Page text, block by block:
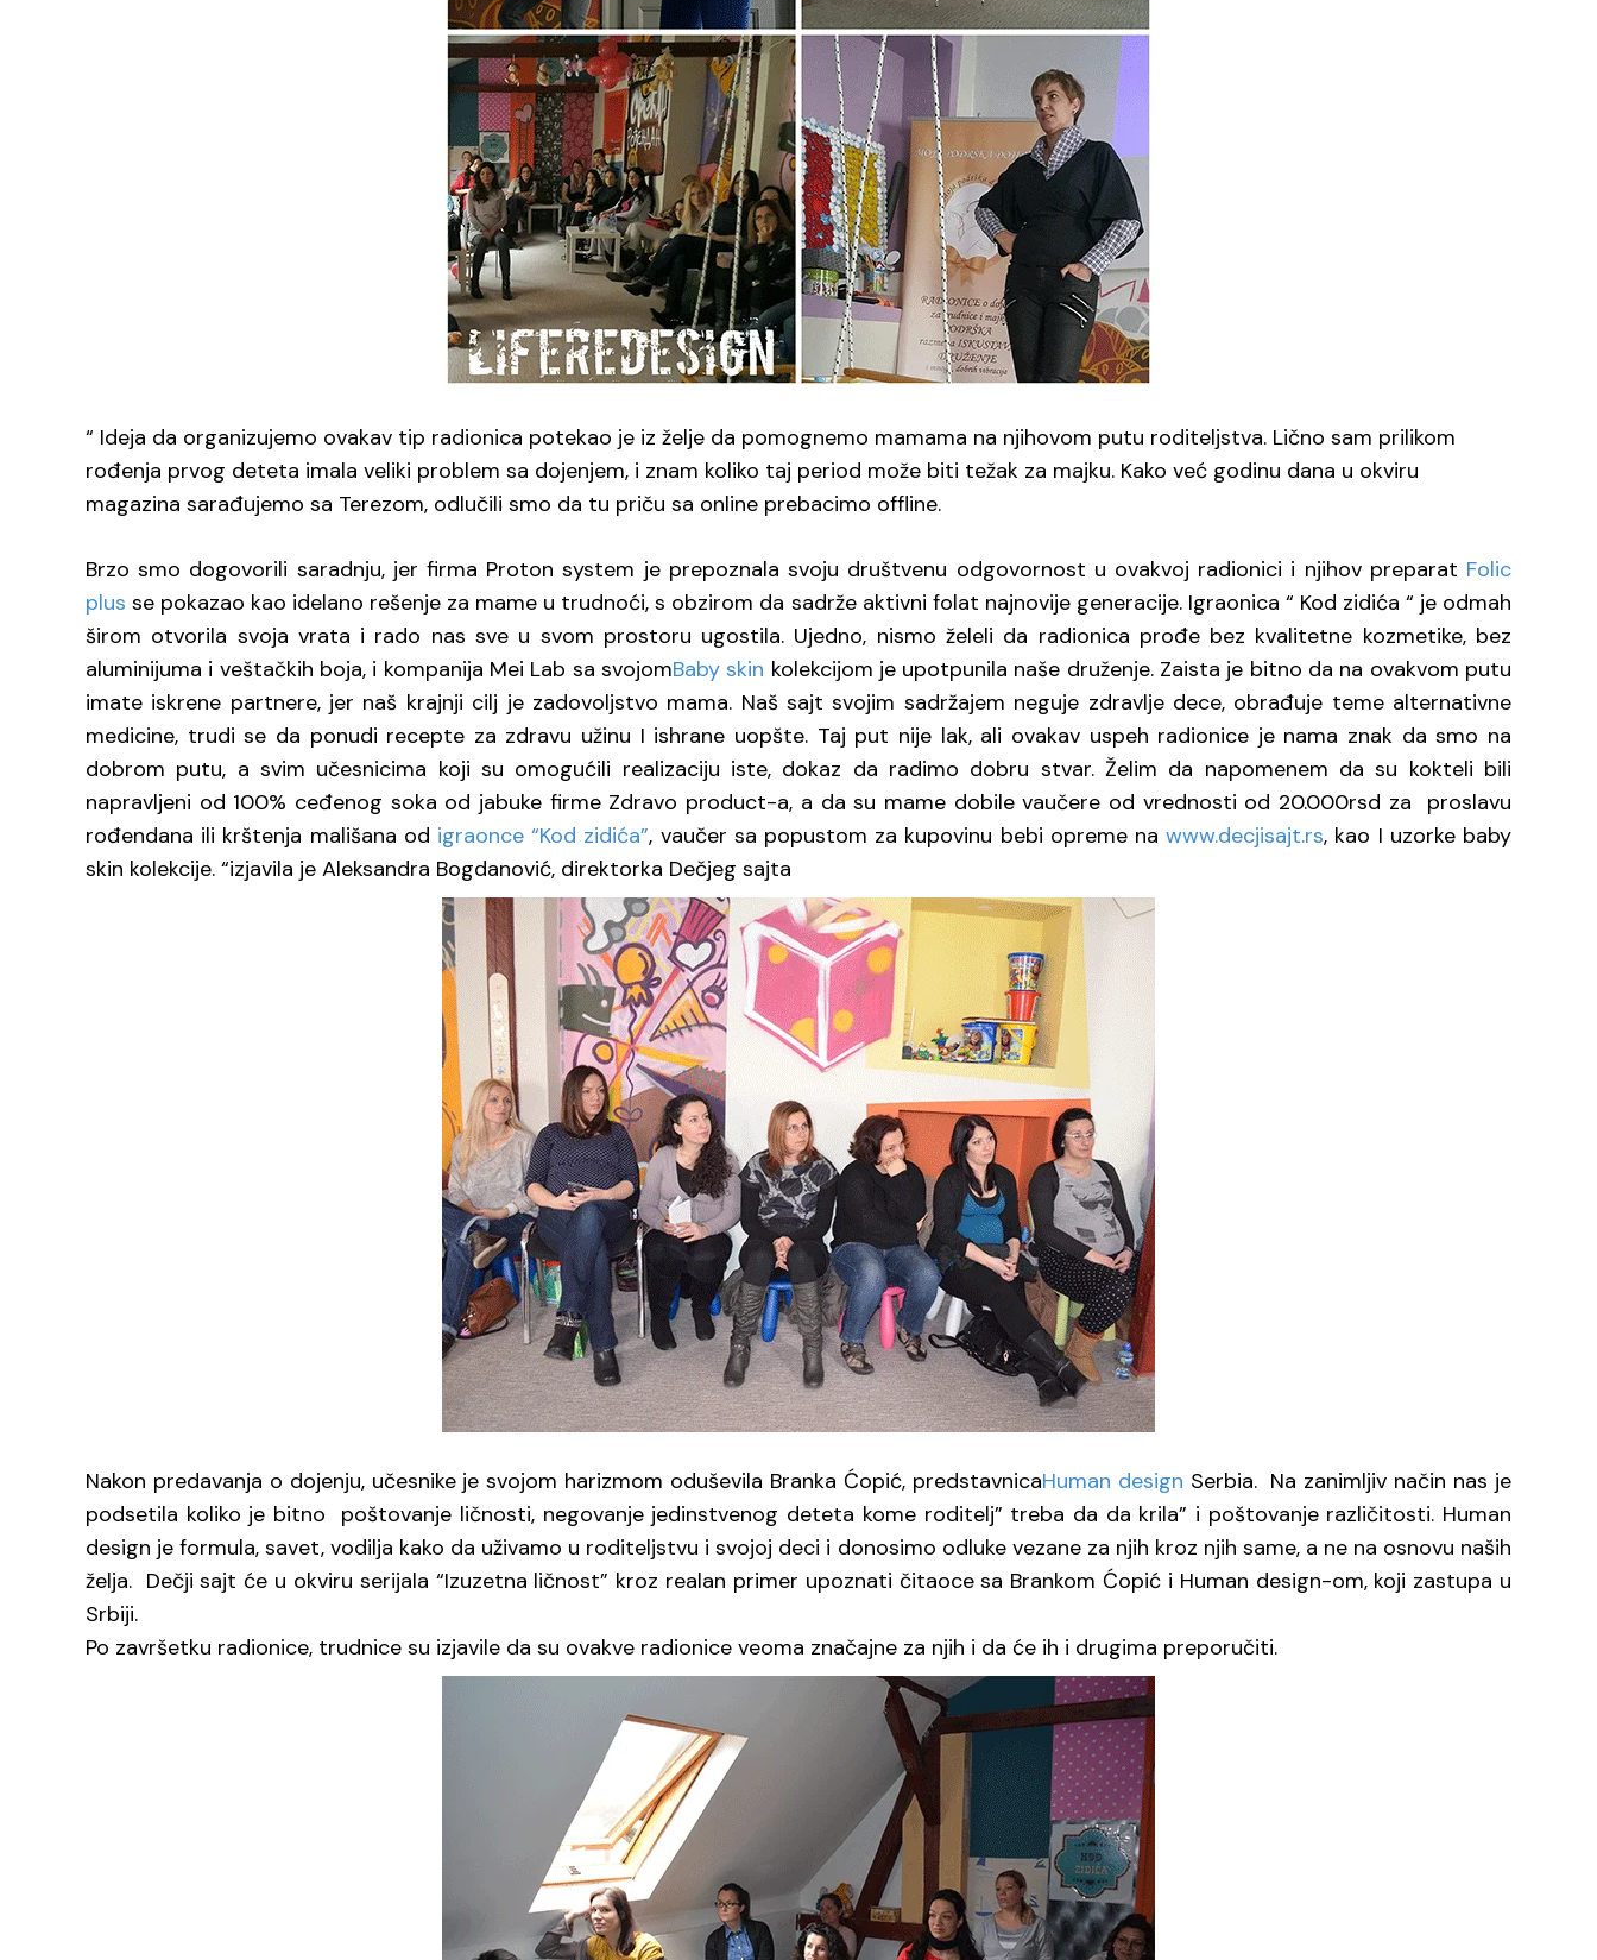
“ Ideja da organizujemo ovakav tip radionica potekao je iz želje da pomognemo mamama na njihovom putu roditeljstva. Lično sam prilikom
rođenja prvog deteta imala veliki problem sa dojenjem, i znam koliko taj period može biti težak za majku. Kako već godinu dana u okviru
magazina sarađujemo sa Terezom, odlučili smo da tu priču sa online prebacimo offline.
Brzo smo dogovorili saradnju, jer firma Proton system je prepoznala svoju društvenu odgovornost u ovakvoj radionici i njihov preparat Folic
plus se pokazao kao idelano rešenje za mame u trudnoći, s obzirom da sadrže aktivni folat najnovije generacije. Igraonica “ Kod zidića “ je odmah
širom otvorila svoja vrata i rado nas sve u svom prostoru ugostila. Ujedno, nismo želeli da radionica prođe bez kvalitetne kozmetike, bez
aluminijuma i veštačkih boja, i kompanija Mei Lab sa svojomBaby skin kolekcijom je upotpunila naše druženje. Zaista je bitno da na ovakvom putu
imate iskrene partnere, jer naš krajnji cilj je zadovoljstvo mama. Naš sajt svojim sadržajem neguje zdravlje dece, obrađuje teme alternativne
medicine, trudi se da ponudi recepte za zdravu užinu I ishrane uopšte. Taj put nije lak, ali ovakav uspeh radionice je nama znak da smo na
dobrom putu, a svim učesnicima koji su omogućili realizaciju iste, dokaz da radimo dobru stvar. Želim da napomenem da su kokteli bili
napravljeni od 100% ceđenog soka od jabuke firme Zdravo product-a, a da su mame dobile vaučere od vrednosti od 20.000rsd za proslavu
rođendana ili krštenja mališana od igraonce “Kod zidića”, vaučer sa popustom za kupovinu bebi opreme nawww.decjisajt.rs, kao I uzorke baby
skin kolekcije. “izjavila je Aleksandra Bogdanović, direktorka Dečjeg sajta
Nakon predavanja o dojenju, učesnike je svojom harizmom oduševila Branka Ćopić, predstavnicaHuman design Serbia. Na zanimljiv način nas je
podsetila koliko je bitno poštovanje ličnosti, negovanje jedinstvenog deteta kome roditelj” treba da da krila” i poštovanje različitosti. Human
design je formula, savet, vodilja kako da uživamo u roditeljstvu i svojoj deci i donosimo odluke vezane za njih kroz njih same, a ne na osnovu naših
želja. Dečji sajt će u okviru serijala “Izuzetna ličnost” kroz realan primer upoznati čitaoce sa Brankom Ćopić i Human design-om, koji zastupa u
Srbiji.
Po završetku radionice, trudnice su izjavile da su ovakve radionice veoma značajne za njih i da će ih i drugima preporučiti.